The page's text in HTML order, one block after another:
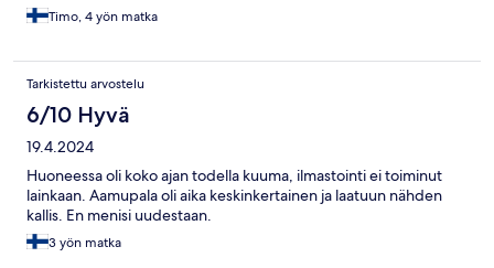
Timo, 4 yön matka
Tarkistettu arvostelu
6/10 Hyvä
19.4.2024
Huoneessa oli koko ajan todella kuuma, ilmastointi ei toiminut
lainkaan. Aamupala oli aika keskinkertainen ja laatuun nähden
kallis. En menisi uudestaan.
3 yön matka